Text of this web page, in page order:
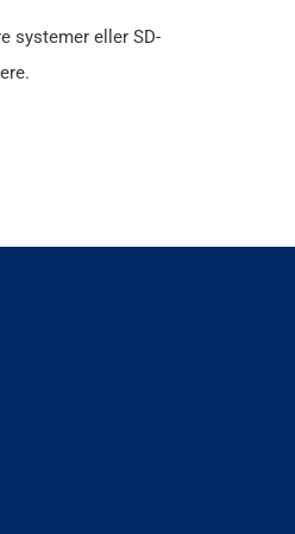
systemer eller SD-